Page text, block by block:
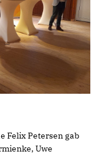
Felix Petersen gab
Uwe